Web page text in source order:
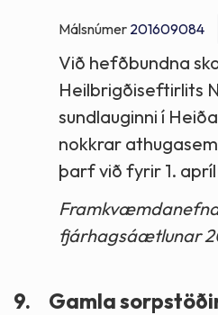
Málsnúmer 201609084
Við hefðbundna
Heilbrigðiseftirlits
sundlauginni í
nokkrar
þarf við fyrir 1. apríl
fjárhagsáætlunar
9. Gamla